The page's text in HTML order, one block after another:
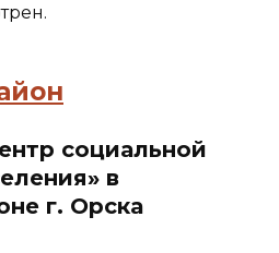
социальной
в
г. Орска